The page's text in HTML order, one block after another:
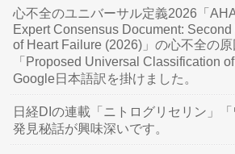
心不全のユニバーサル定義2026「
Expert Consensus Document:
of Heart Failure (2026)」の心不全の
「Proposed Universal Classification
Google日本語訳を掛けました。
日経DIの連載「ニトログリセリン」
発見秘話が興味深いです。